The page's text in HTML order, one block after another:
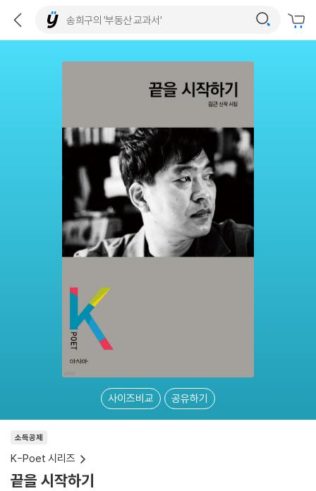
사이즈비교 공유하기
소득공제
K-Poet 시리즈
끝을 시작하기